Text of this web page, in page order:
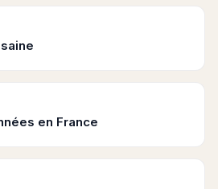
en France